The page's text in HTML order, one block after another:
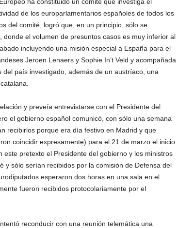
de los europarlamentarios españoles de todos los
del comité, logró que, en un principio, sólo se
el volumen de presuntos casos es muy inferior al
incluyendo una misión especial a España para el
Jeroen Lenaers y Sophie In’t Veld y acompañada
país investigado, además de un austríaco, una
y preveía entrevistarse con el Presidente del
el gobierno español comunicó, con sólo una semana
recibirlos porque era día festivo en Madrid y que
coincidir expresamente) para el 21 de marzo el inicio
pretexto el Presidente del gobierno y los ministros
y sólo serían recibidos por la comisión de Defensa del
esperaron dos horas en una sala en el
fueron recibidos protocolariamente por el
reconducir con una reunión telemática una